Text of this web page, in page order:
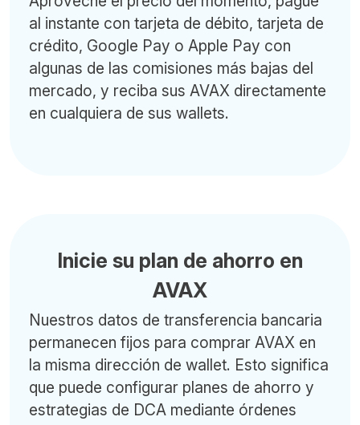
al instante con tarjeta de débito, tarjeta de
crédito, Google Pay o Apple Pay con
algunas de las comisiones más bajas del
mercado, y reciba sus AVAX directamente
en cualquiera de sus wallets.
Inicie su plan de ahorro en
AVAX
Nuestros datos de transferencia bancaria
permanecen fijos para comprar AVAX en
la misma dirección de wallet. Esto significa
que puede configurar planes de ahorro y
estrategias de DCA mediante órdenes